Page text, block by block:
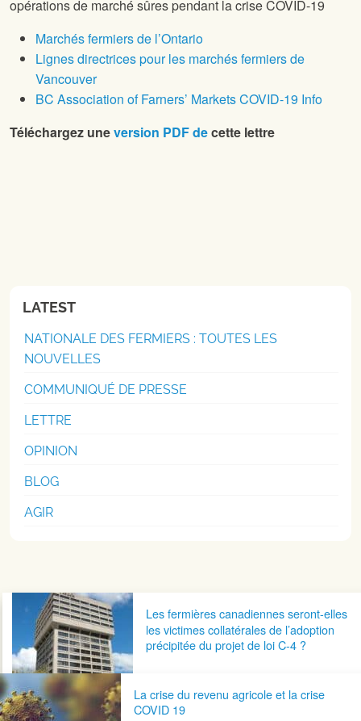
opérations de marché sûres pendant la crise COVID-19
Marchés fermiers de l’Ontario
Lignes directrices pour les marchés fermiers de
Vancouver
BC Association of Farners’ Markets COVID-19 Info
Téléchargez uneversion PDF decette lettre
LATEST
NATIONALE DES FERMIERS : TOUTES LES
NOUVELLES
COMMUNIQUÉ DE PRESSE
LETTRE
OPINION
BLOG
AGIR
Navigation postaleLes fermières canadiennes seront-elles
les victimes collatérales de l’adoption
précipitée du projet de loi C-4 ?
La crise du revenu agricole et la crise
COVID 19